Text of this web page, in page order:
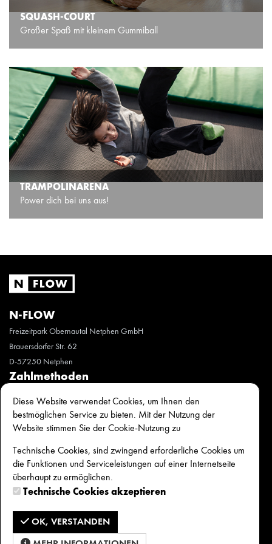
SQUASH-COURT
Großer Spaß mit kleinem Gummiball
TRAMPOLINARENA
Power dich bei uns aus!
N-FLOW
Freizeitpark Obernautal Netphen GmbH
Brauersdorfer Str. 62
D-57250 Netphen
Zahlmethoden
Rechtliche Angaben
Widerrufsbelehrung
Impressum
DSB
Wenn du Fragen hast, ruf einfach an
02738-4848
Diese Website verwendet Cookies, um Ihnen den
bestmöglichen Service zu bieten. Mit der Nutzung der
Website stimmen Sie der Cookie-Nutzung zu
Technische Cookies, sind zwingend erforderliche Cookies um
die Funktionen und Serviceleistungen auf einer Internetseite
überhaupt zu ermöglichen.
Technische Cookies akzeptieren
OK, VERSTANDEN